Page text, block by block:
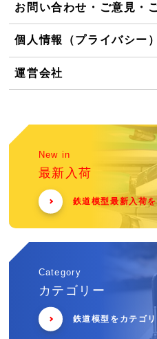
お問い合わせ・ご意見・
個人情報（プライバシー
運営会社
New in
最新入荷
鉄道模型最新入荷
Category
カテゴリー
鉄道模型をカテゴ